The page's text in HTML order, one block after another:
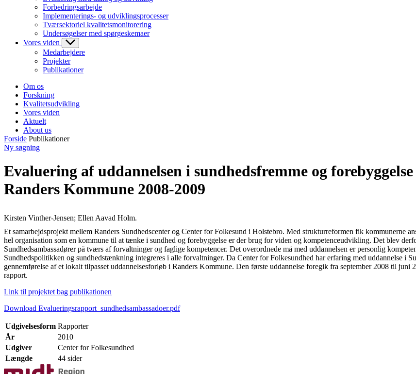
Forbedringsarbejde
Implementerings- og udviklingsprocesser
Tværsektoriel kvalitetsmonitorering
Undersøgelser med spørgeskemaer
Vores viden
Medarbejdere
Projekter
Publikationer
Om os
Forskning
Kvalitetsudvikling
Vores viden
Aktuelt
About us
Forside Publikationer
Ny søgning
Evaluering af uddannelsen i sundhedsfremme og
Randers Kommune 2008-2009
Kirsten Vinther-Jensen; Ellen Aavad Holm.
Et samarbejdsprojekt mellem Randers Sundhedscenter og Center for Folkesund i Holstebro. Med strukturreformen fik kommunerne
hel organisation som en kommune til at tænke i sundhed og forebyggelse er der brug for viden og kompetenceudvikling. Det blev
Sundhedsambassadører på tværs af forvaltninger og faglige kompetencer. Det overordnede må med uddannelsen er personlig
Sundhedspolitikken og sundhedstænkning integreres i alle forvaltninger. Da Center for Folkesundhed har erfaring med uddannelse i
gennemførelse af et lokalt tilpasset uddannelsesforløb i Randers Kommune. Den første uddannelse foregik fra september 2008 til
rapport.
Link til projektet bag publikationen
Download Evalueringsrapport_sundhedsambassadoer.pdf
Udgivelsesform Rapporter
År
2010
Udgiver
Center for Folkesundhed
Længde
44 sider